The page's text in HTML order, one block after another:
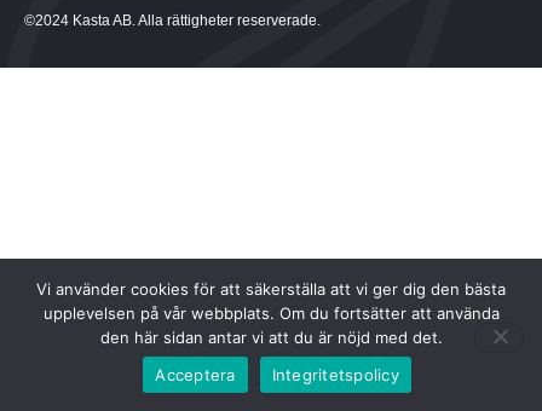
©2024 Kasta AB. Alla rättigheter reserverade.
Vi använder cookies för att säkerställa att vi ger dig den bästa
upplevelsen på vår webbplats. Om du fortsätter att använda
den här sidan antar vi att du är nöjd med det.
Acceptera
Integritetspolicy